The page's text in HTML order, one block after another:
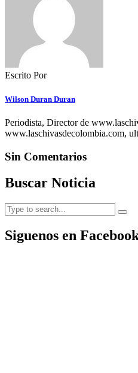
Escrito Por
Wilson Duran Duran
Periodista, Director de
www.laschivasdecolombia.com,
Sin Comentarios
Buscar Noticia
Siguenos en